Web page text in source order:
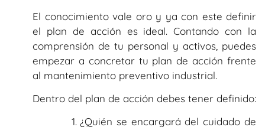
El conocimiento vale oro y ya con este definir
el plan de acción es ideal. Contando con la
comprensión de tu personal y activos, puedes
empezar a concretar tu plan de acción frente
al mantenimiento preventivo industrial.
Dentro del plan de acción debes tener definido:
¿Quién se encargará del cuidado de